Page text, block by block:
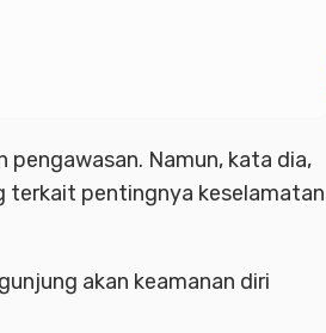
Namun, kata dia,
terkait pentingnya keselamatan
akan keamanan diri